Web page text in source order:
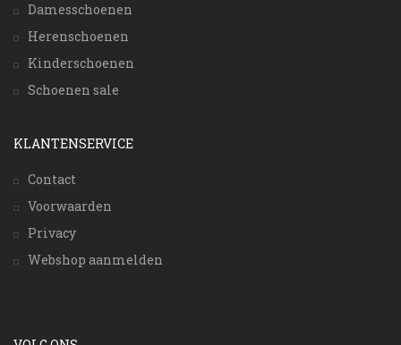
Damesschoenen
Herenschoenen
Kinderschoenen
Schoenen sale
KLANTENSERVICE
Contact
Voorwaarden
Privacy
Webshop aanmelden